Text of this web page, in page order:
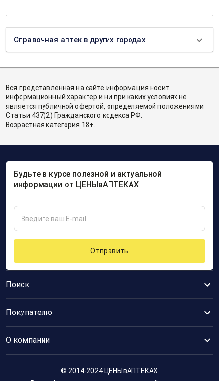
Справочная аптек в других городах
Вся представленная на сайте информация носит
информационный характер и ни при каких условиях не
является публичной офертой, определяемой положениями
Статьи 437(2) Гражданского кодекса РФ.
Возрастная категория 18+.
Поиск
Покупателю
О компании
Будьте в курсе полезной и актуальной
информации от ЦЕНЫвАПТЕКАХ
Отправить
© 2014-2024 ЦЕНЫвАПТЕКАХ